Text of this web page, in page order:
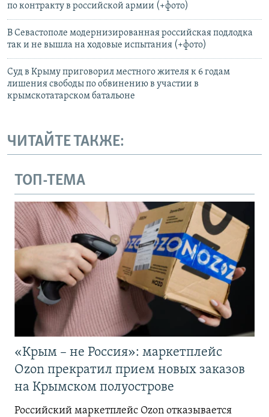
по контракту в российской армии (+фото)
В Севастополе модернизированная российская подлодка
так и не вышла на ходовые испытания (+фото)
Суд в Крыму приговорил местного жителя к 6 годам
лишения свободы по обвинению в участии в
крымскотатарском батальоне
ЧИТАЙТЕ ТАКЖЕ:
ТОП-ТЕМА
«Крым – не Россия»: маркетплейс
Ozon прекратил прием новых заказов
на Крымском полуострове
Российский маркетплейс Ozon отказывается